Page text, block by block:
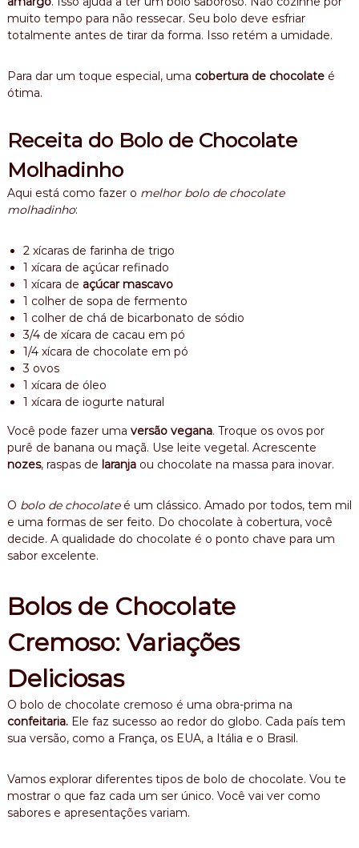
muito tempo para não ressecar. Seu bolo deve esfriar
totalmente antes de tirar da forma. Isso retém a umidade.
Para dar um toque especial, uma cobertura de chocolateé
ótima.
Receita do Bolo de Chocolate
Molhadinho
Aqui está como fazer o melhor bolo de chocolate
molhadinho:
2 xícaras de farinha de trigo
1 xícara de açúcar refinado
1 xícara de açúcar mascavo
1 colher de sopa de fermento
1 colher de chá de bicarbonato de sódio
3/4 de xícara de cacau em pó
1/4 xícara de chocolate em pó
3 ovos
1 xícara de óleo
1 xícara de iogurte natural
Você pode fazer uma versão vegana. Troque os ovos por
purê de banana ou maçã. Use leite vegetal. Acrescente
nozes, raspas de laranjaou chocolate na massa para inovar.
O bolo de chocolateé um clássico. Amado por todos, tem mil
e uma formas de ser feito. Do chocolate à cobertura, você
decide. A qualidade do chocolate é o ponto chave para um
sabor excelente.
Bolos de Chocolate
Cremoso: Variações
Deliciosas
O bolo de chocolate cremoso é uma obra-prima na
confeitaria.Ele faz sucesso ao redor do globo. Cada país tem
sua versão, como a França, os EUA, a Itália e o Brasil.
Vamos explorar diferentes tipos de bolo de chocolate. Vou te
mostrar o que faz cada um ser único. Você vai ver como
sabores e apresentações variam.